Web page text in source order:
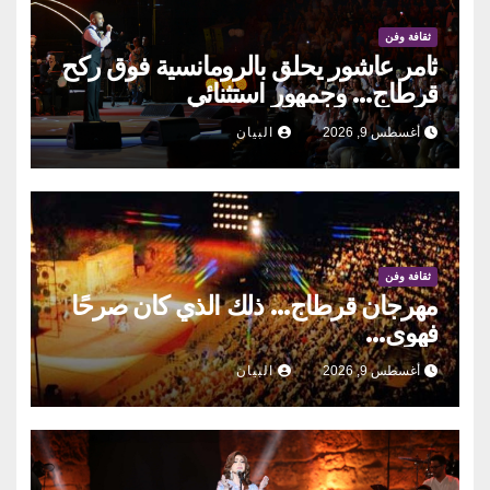
ثقافة وفن
ثامر عاشور يحلق بالرومانسية فوق ركح
قرطاج… وجمهور استثنائي
أغسطس 9, 2026 البيان
ثقافة وفن
مهرجان قرطاج… ذلك الذي كان صرحًا
فهوى…
أغسطس 9, 2026 البيان